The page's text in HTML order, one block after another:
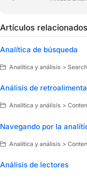
Artículos relacionados
Analítica de búsqueda
Analítica y análisis >
Análisis de
Analítica y análisis >
Navegando por la
Analítica y análisis >
Análisis de lectores